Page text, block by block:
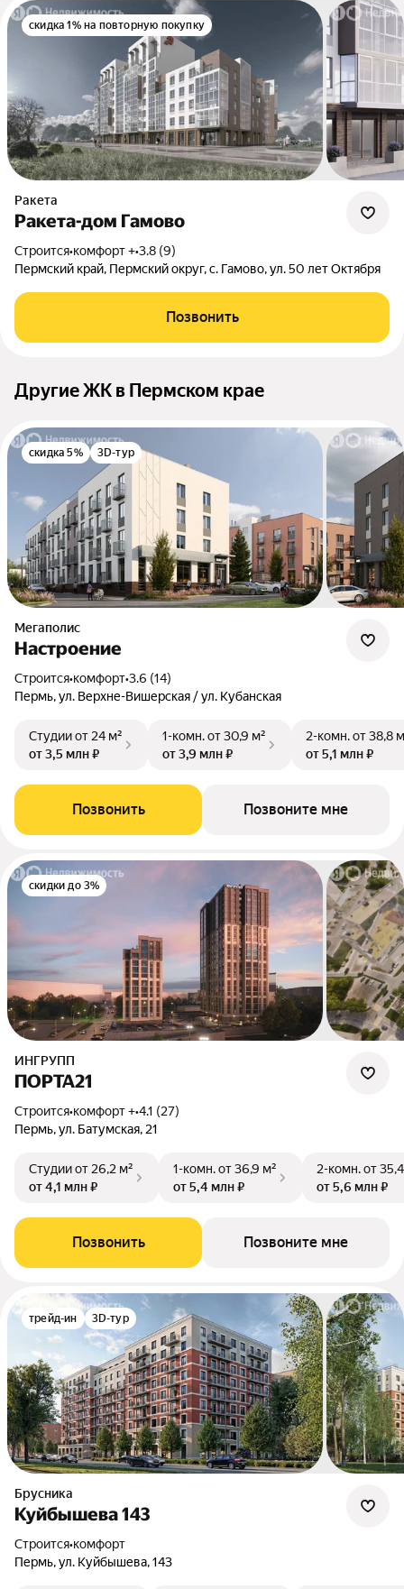
скидка 1% на повторную покупку
Ракета
Ракета-дом Гамово
Строится•комфорт +•3.8 (9)
Пермский край, Пермский округ, с. Гамово, ул. 50 лет Октября
Позвонить
Другие ЖК в Пермском крае
скидка 5% 3D-тур
Мегаполис
Настроение
Строится•комфорт•3.6 (14)
Пермь, ул. Верхне-Вишерская / ул. Кубанская
Студииот 24 м²
от 3,5 млн ₽
1-комн.от 30,9 м²
от 3,9 млн ₽
2-комн.от 38,8
от 5,1 млн ₽
Позвонить Позвоните мне
скидки до 3%
ИНГРУПП
ПОРТА21
Строится•комфорт +•4.1 (27)
Пермь, ул. Батумская, 21
Студииот 26,2 м²
от 4,1 млн ₽
1-комн.от 36,9 м²
от 5,4 млн ₽
2-комн.от
от 5,6 млн ₽
Позвонить Позвоните мне
трейд-ин 3D-тур
Брусника
Куйбышева 143
Строится•комфорт
Пермь, ул. Куйбышева, 143